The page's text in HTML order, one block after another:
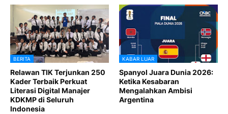
BERITA
Relawan TIK Terjunkan 250
Kader Terbaik Perkuat
Literasi Digital Manajer
KDKMP di Seluruh
Indonesia
KABAR LUAR
Spanyol Juara Dunia 2026:
Ketika Kesabaran
Mengalahkan Ambisi
Argentina